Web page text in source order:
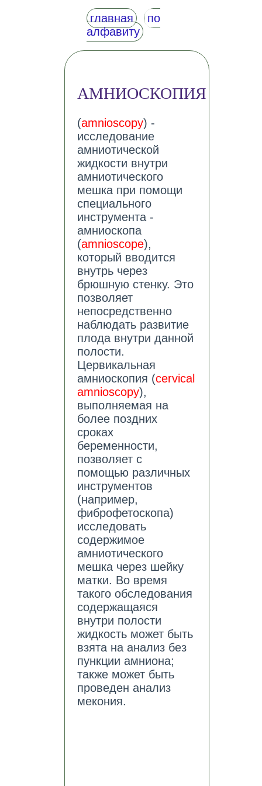
главная
по
алфавиту
АМНИОСКОПИЯ
(amnioscopy) -
исследование
амниотической
жидкости внутри
амниотического
мешка при помощи
специального
инструмента -
амниоскопа
(amnioscope),
который вводится
внутрь через
брюшную стенку. Это
позволяет
непосредственно
наблюдать развитие
плода внутри данной
полости.
Цервикальная
амниоскопия (cervical
amnioscopy),
выполняемая на
более поздних
сроках
беременности,
позволяет с
помощью различных
инструментов
(например,
фиброфетоскопа)
исследовать
содержимое
амниотического
мешка через шейку
матки. Во время
такого обследования
содержащаяся
внутри полости
жидкость может быть
взята на анализ без
пункции амниона;
также может быть
проведен анализ
мекония.